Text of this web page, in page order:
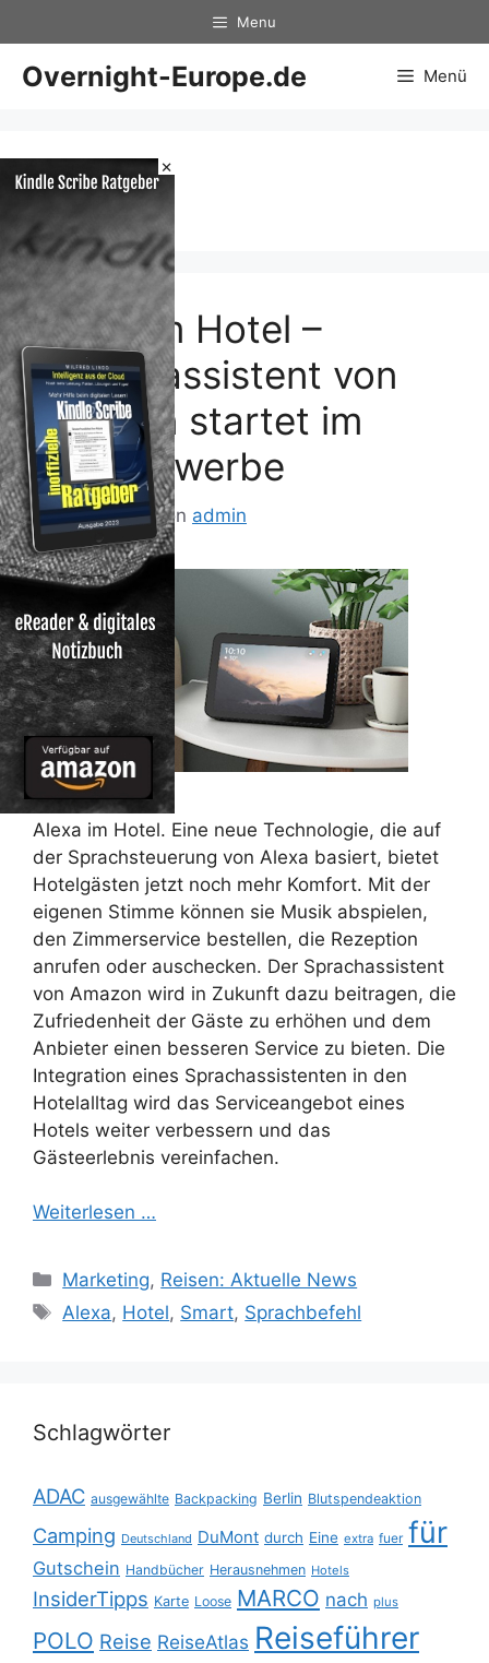
×
Inhalt
springen
Menu
Overnight-Europe.de Menü
Alexa
Alexa im Hotel –
Sprachassistent von
Amazon startet im
Hotelgewerbe
6. März 2023 von admin
Alexa im Hotel. Eine neue Technologie, die auf
der Sprachsteuerung von Alexa basiert, bietet
Hotelgästen jetzt noch mehr Komfort. Mit der
eigenen Stimme können sie Musik abspielen,
den Zimmerservice bestellen, die Rezeption
anrufen oder auschecken. Der Sprachassistent
von Amazon wird in Zukunft dazu beitragen, die
Zufriedenheit der Gäste zu erhöhen und dem
Anbieter einen besseren Service zu bieten. Die
Integration eines Sprachassistenten in den
Hotelalltag wird das Serviceangebot eines
Hotels weiter verbessern und das
Gästeerlebnis vereinfachen.
Weiterlesen …
Kategorien
Marketing, Reisen: Aktuelle News
Schlagwörter
Alexa, Hotel, Smart, Sprachbefehl
Schlagwörter
ADAC ausgewählte Backpacking Berlin Blutspendeaktion
Camping Deutschland DuMont durch Eine extra fuer für
Gutschein Handbücher Herausnehmen Hotels
InsiderTipps Karte Loose MARCO nach plus
POLO Reise ReiseAtlas Reiseführer